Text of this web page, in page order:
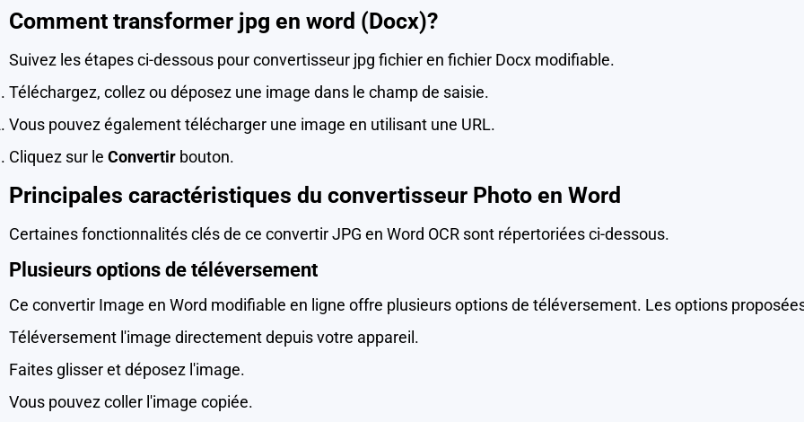
Comment transformer jpg en word (Docx)?
Suivez les étapes ci-dessous pour convertisseur jpg fichier en fichier Docx modifiable.
Téléchargez, collez ou déposez une image dans le champ de saisie.
Vous pouvez également télécharger une image en utilisant une URL.
Cliquez sur le Convertir bouton.
Principales caractéristiques du convertisseur Photo en Word
Certaines fonctionnalités clés de ce convertir JPG en Word OCR sont répertoriées ci-dessous.
Plusieurs options de téléversement
Ce convertir Image en Word modifiable en ligne offre plusieurs options de téléversement. Les options
Téléversement l'image directement depuis votre appareil.
Faites glisser et déposez l'image.
Vous pouvez coller l'image copiée.